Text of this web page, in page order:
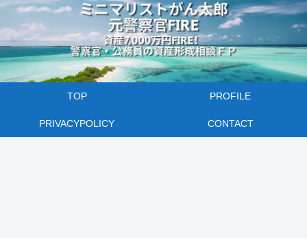
TOP PROFILE
PRIVACYPOLICY CONTACT